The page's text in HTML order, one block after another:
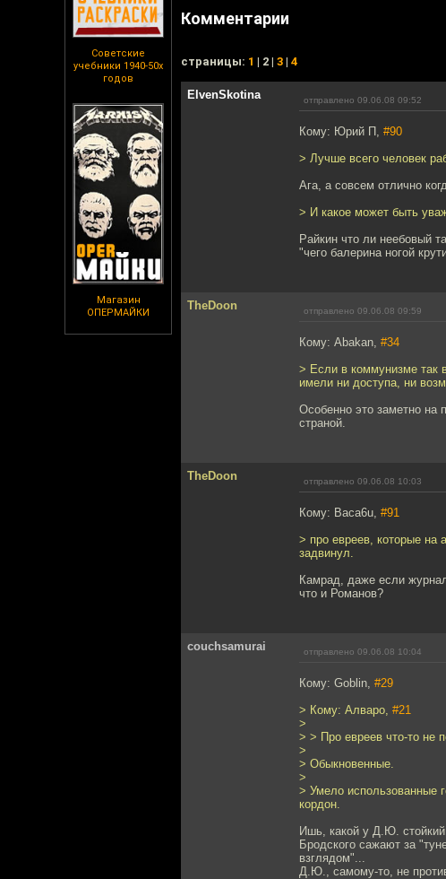
Советские
учебники 1940-50х
годов
Магазин
ОПЕРМАЙКИ
Комментарии
cтраницы: 1 | 2 | 3 | 4
ElvenSkotina отправлено 09.06.08 09:52
Кому: Юрий П, #90
> Лучше всего человек
Ага, а совсем отлично
> И какое может быть
Райкин что ли неебовый
"чего балерина ногой
TheDoon отправлено 09.06.08 09:59
Кому: Abakan, #34
> Если в коммунизме так
имели ни доступа, ни
Особенно это заметно на
страной.
TheDoon отправлено 09.06.08 10:03
Кому: Baca6u, #91
> про евреев, которые на
задвинул.
Камрад, даже если
что и Романов?
couchsamurai отправлено 09.06.08 10:04
Кому: Goblin, #29
> Кому: Алваро, #21
>
> > Про евреев что-то не
>
> Обыкновенные.
>
> Умело использованные
кордон.
Ишь, какой у Д.Ю. стойкий
Бродского сажают за
взглядом"...
Д.Ю., самому-то, не